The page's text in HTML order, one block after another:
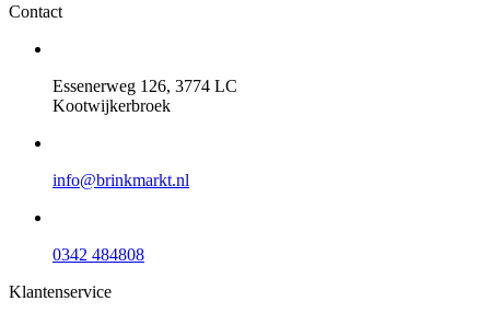
Contact
Essenerweg 126, 3774 LC
Kootwijkerbroek
info@brinkmarkt.nl
0342 484808
Klantenservice